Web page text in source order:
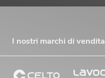
I nostri marchi di vendita